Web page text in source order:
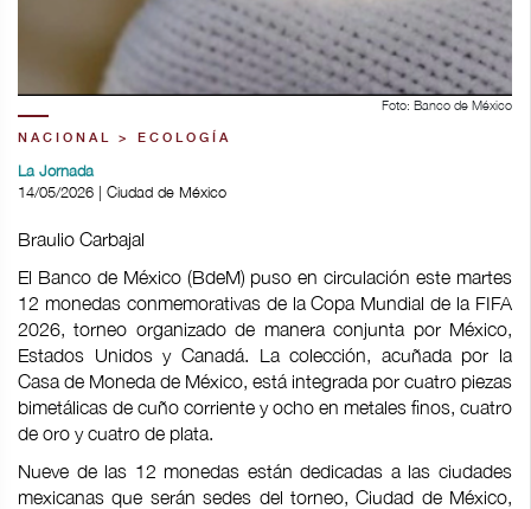
Foto: Banco de México
NACIONAL > ECOLOGÍA
La Jornada
14/05/2026 | Ciudad de México
Braulio Carbajal
El Banco de México (BdeM) puso en circulación este martes
12 monedas conmemorativas de la Copa Mundial de la FIFA
2026, torneo organizado de manera conjunta por México,
Estados Unidos y Canadá. La colección, acuñada por la
Casa de Moneda de México, está integrada por cuatro piezas
bimetálicas de cuño corriente y ocho en metales finos, cuatro
de oro y cuatro de plata.
Nueve de las 12 monedas están dedicadas a las ciudades
mexicanas que serán sedes del torneo, Ciudad de México,